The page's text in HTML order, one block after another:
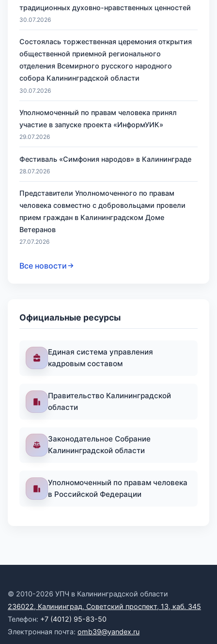
традиционных духовно-нравственных ценностей
30.07.2026
Состоялась торжественная церемония открытия
общественной приемной регионального
отделения Всемирного русского народного
собора Калининградской области
30.07.2026
Уполномоченный по правам человека принял
участие в запуске проекта «ИнформУИК»
29.07.2026
Фестиваль «Симфония народов» в Калининграде
28.07.2026
Представители Уполномоченного по правам
человека совместно с добровольцами провели
прием граждан в Калининградском Доме
Ветеранов
27.07.2026
Все новости
Официальные ресурсы
Единая система управления
кадровым составом
Правительство Калининградской
области
Законодательное Собрание
Калининградской области
Уполномоченный по правам человека
в Российской Федерации
© 2010-2026 УПЧ в Калининградской области
236022, Калининград, Советский проспект, 13, каб. 345
Телефон: +7 (4012) 95-83-50
Электронная почта: omb39@yandex.ru